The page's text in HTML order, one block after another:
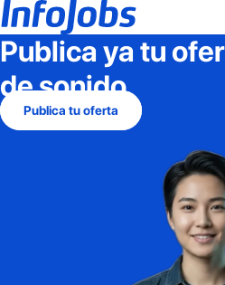
Publica ya tu
de sonido
Publica tu oferta